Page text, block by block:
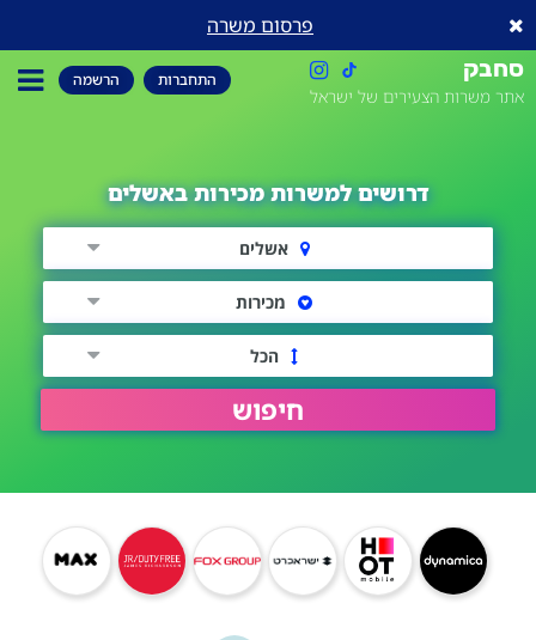
פרסום משרה
סחבק
אתר משרות הצעירים של ישראל
התחברות הרשמה
דרושים למשרות מכירות באשלים
אשלים
מכירות
הכל
חיפוש